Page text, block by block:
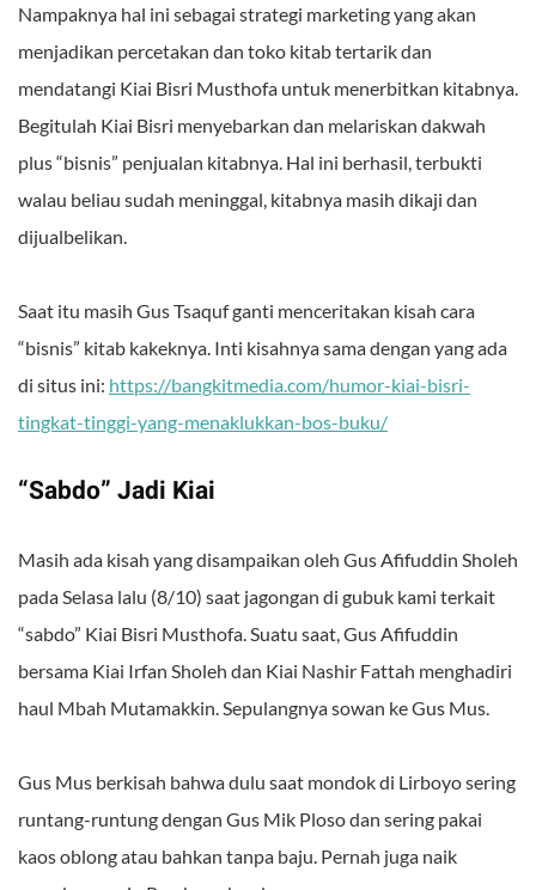
Nampaknya hal ini sebagai strategi marketing yang akan
menjadikan percetakan dan toko kitab tertarik dan
mendatangi Kiai Bisri Musthofa untuk menerbitkan kitabnya.
Begitulah Kiai Bisri menyebarkan dan melariskan dakwah
plus “bisnis” penjualan kitabnya. Hal ini berhasil, terbukti
walau beliau sudah meninggal, kitabnya masih dikaji dan
dijualbelikan.
Saat itu masih Gus Tsaquf ganti menceritakan kisah cara
“bisnis” kitab kakeknya. Inti kisahnya sama dengan yang ada
di situs ini: https://bangkitmedia.com/humor-kiai-bisri-
tingkat-tinggi-yang-menaklukkan-bos-buku/
“Sabdo” Jadi Kiai
Masih ada kisah yang disampaikan oleh Gus Afifuddin Sholeh
pada Selasa lalu (8/10) saat jagongan di gubuk kami terkait
“sabdo” Kiai Bisri Musthofa. Suatu saat, Gus Afifuddin
bersama Kiai Irfan Sholeh dan Kiai Nashir Fattah menghadiri
haul Mbah Mutamakkin. Sepulangnya sowan ke Gus Mus.
Gus Mus berkisah bahwa dulu saat mondok di Lirboyo sering
runtang-runtung dengan Gus Mik Ploso dan sering pakai
kaos oblong atau bahkan tanpa baju. Pernah juga naik